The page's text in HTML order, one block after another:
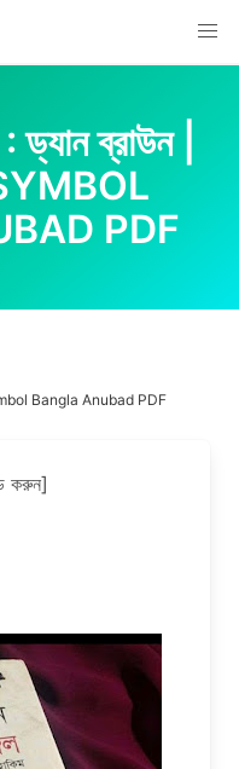
ব্রাউন |
PDF
Bangla Anubad PDF
করুন]